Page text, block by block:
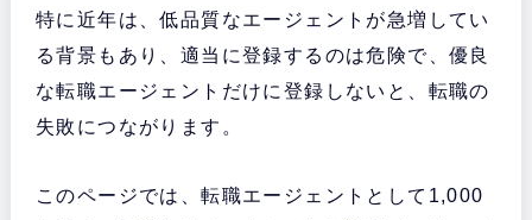
特に近年は、低品質なエージェントが急増してい
る背景もあり、適当に登録するのは危険で、優良
な転職エージェントだけに登録しないと、転職の
失敗につながります。
このページでは、転職エージェントとして1,000